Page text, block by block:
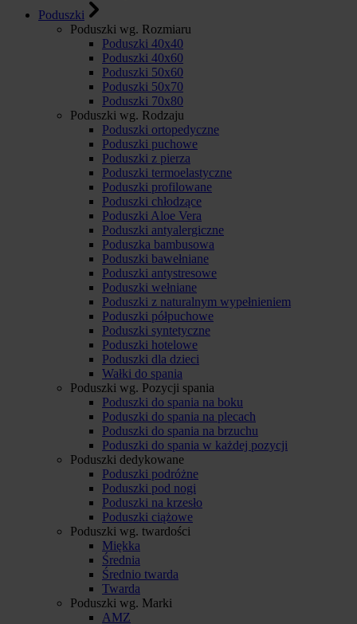
Poduszki
Poduszki wg. Rozmiaru
Poduszki 40x40
Poduszki 40x60
Poduszki 50x60
Poduszki 50x70
Poduszki 70x80
Poduszki wg. Rodzaju
Poduszki ortopedyczne
Poduszki puchowe
Poduszki z pierza
Poduszki termoelastyczne
Poduszki profilowane
Poduszki chłodzące
Poduszki Aloe Vera
Poduszki antyalergiczne
Poduszka bambusowa
Poduszki bawełniane
Poduszki antystresowe
Poduszki wełniane
Poduszki z naturalnym wypełnieniem
Poduszki półpuchowe
Poduszki syntetyczne
Poduszki hotelowe
Poduszki dla dzieci
Wałki do spania
Poduszki wg. Pozycji spania
Poduszki do spania na boku
Poduszki do spania na plecach
Poduszki do spania na brzuchu
Poduszki do spania w każdej pozycji
Poduszki dedykowane
Poduszki podróżne
Poduszki pod nogi
Poduszki na krzesło
Poduszki ciążowe
Poduszki wg. twardości
Miękka
Średnia
Średnio twarda
Twarda
Poduszki wg. Marki
AMZ